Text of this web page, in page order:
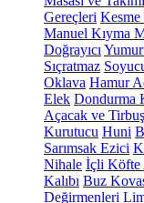
Gereçleri Kesme
Manuel Kıyma
Doğrayıcı
Sıçratmaz
Oklava Hamur
Elek Dondurma
Açacak ve
Kurutucu Huni
Sarımsak Ezici
Nihale İçli Köfte
Kalıbı Buz
Değirmenleri